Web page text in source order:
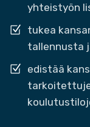
yhteistyön
tukea
tallennusta
edistää